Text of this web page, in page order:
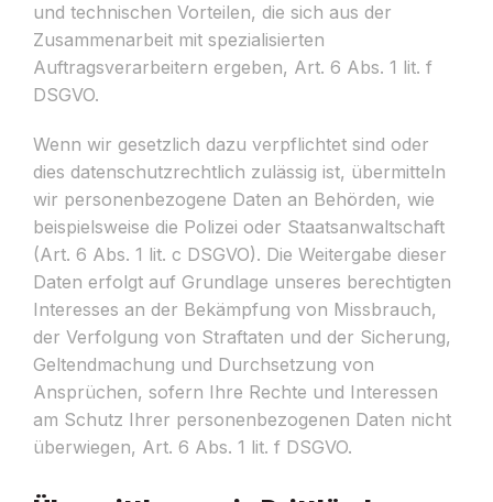
und technischen Vorteilen, die sich aus der
Zusammenarbeit mit spezialisierten
Auftragsverarbeitern ergeben, Art. 6 Abs. 1 lit. f
DSGVO.
Wenn wir gesetzlich dazu verpflichtet sind oder
dies datenschutzrechtlich zulässig ist, übermitteln
wir personenbezogene Daten an Behörden, wie
beispielsweise die Polizei oder Staatsanwaltschaft
(Art. 6 Abs. 1 lit. c DSGVO). Die Weitergabe dieser
Daten erfolgt auf Grundlage unseres berechtigten
Interesses an der Bekämpfung von Missbrauch,
der Verfolgung von Straftaten und der Sicherung,
Geltendmachung und Durchsetzung von
Ansprüchen, sofern Ihre Rechte und Interessen
am Schutz Ihrer personenbezogenen Daten nicht
überwiegen, Art. 6 Abs. 1 lit. f DSGVO.